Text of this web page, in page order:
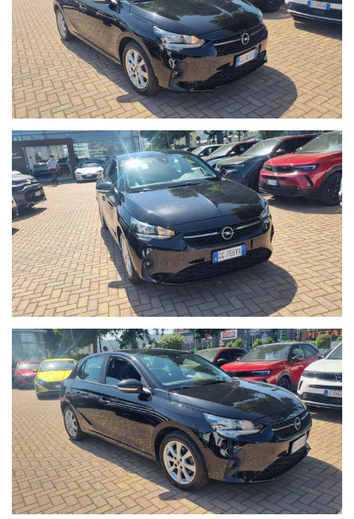
- Seguici anche su Facebook:
www.facebook.com/Autoquadrifoglio
- 12 MESI di garanzia MAPFRE a chilometraggio illimitato
compresa.
- La Garanzia MAPFRE, oltre a tutelare la vostra auto da guasti
di origine meccanica ed elettronica, vi offre un servizio di
assistenza 24h su 24, 7 giorni su 7, soccorso stradale in caso di
rottura e auto sostitutiva se la vostra vettura rimane ferma più
di 8 ore in officina.
- Possibilità di estensione della garanzia di ulteriori 12 mesi.
- Possibilità di finanziamenti personalizzati, assicurazioni furto &
incendio, kasko, eventi naturali a prezzi estremamente
vantaggiosi.
- Su ogni nostro veicolo vengono eseguiti più di 50 controlli
prima della consegna.
- In caso di veicoli da dare in permuta, si prega di inviare un
messaggio su Whatsapp al numero 389.535.7225 specificando
marca, modello, anno di immatricolazione, km percorsi, eventuali
interventi eseguiti e veicolo di interesse.
Sono inoltre necessarie fotografie dettagliate della vettura
posseduta. I nostri consulenti risponderanno indicando una
prima valutazione indicativa migliroabile di persona.
- Il Gruppo Autoquadrifoglio è concessionaria ufficiale Opel per
la vendita di autoveicoli e veicoli industriali dal 1978. Nel 2000
ha ampliato la gamma di servizi per i clienti con una moderna
autofficina meccanica.